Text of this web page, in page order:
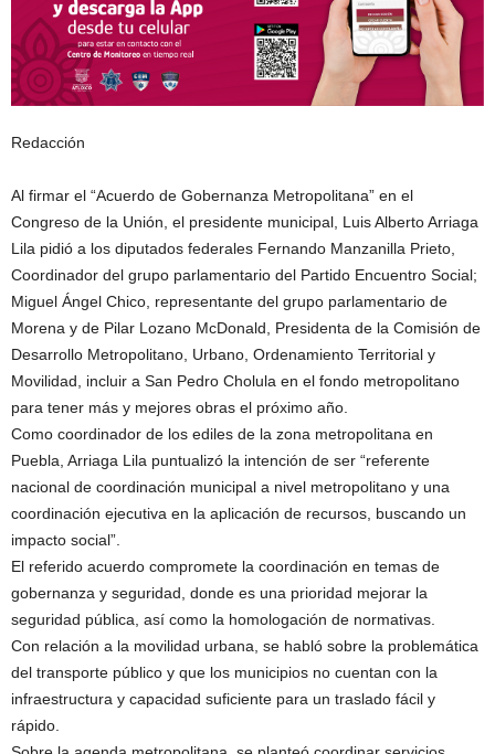
Redacción
Al firmar el “Acuerdo de Gobernanza Metropolitana” en el
Congreso de la Unión, el presidente municipal, Luis Alberto Arriaga
Lila pidió a los diputados federales Fernando Manzanilla Prieto,
Coordinador del grupo parlamentario del Partido Encuentro Social;
Miguel Ángel Chico, representante del grupo parlamentario de
Morena y de Pilar Lozano McDonald, Presidenta de la Comisión de
Desarrollo Metropolitano, Urbano, Ordenamiento Territorial y
Movilidad, incluir a San Pedro Cholula en el fondo metropolitano
para tener más y mejores obras el próximo año.
Como coordinador de los ediles de la zona metropolitana en
Puebla, Arriaga Lila puntualizó la intención de ser “referente
nacional de coordinación municipal a nivel metropolitano y una
coordinación ejecutiva en la aplicación de recursos, buscando un
impacto social”.
El referido acuerdo compromete la coordinación en temas de
gobernanza y seguridad, donde es una prioridad mejorar la
seguridad pública, así como la homologación de normativas.
Con relación a la movilidad urbana, se habló sobre la problemática
del transporte público y que los municipios no cuentan con la
infraestructura y capacidad suficiente para un traslado fácil y
rápido.